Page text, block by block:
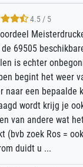
/ 5
Meisterdrucke zeer
beschikbare
onbegonnen
het weer van voor
bepaalde
krijg je ook een
wat het
Ros = ook Rops,
u ...